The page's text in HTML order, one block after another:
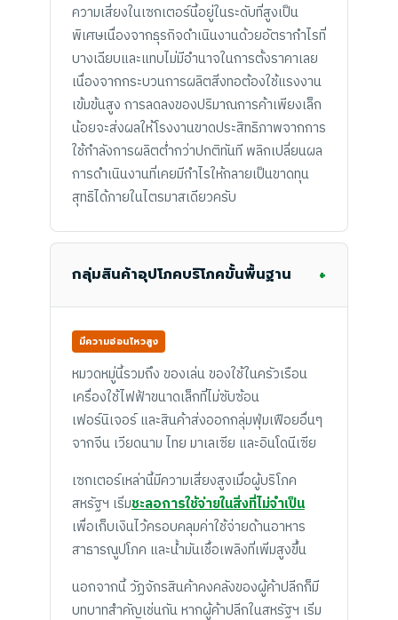
ความเสี่ยงในเซกเตอร์นี้อยู่ในระดับที่สูงเป็น
พิเศษเนื่องจากธุรกิจดำเนินงานด้วยอัตรากำไรที่
บางเฉียบและแทบไม่มีอำนาจในการตั้งราคาเลย
เนื่องจากกระบวนการผลิตสิ่งทอต้องใช้แรงงาน
เข้มข้นสูง การลดลงของปริมาณการค้าเพียงเล็ก
น้อยจะส่งผลให้โรงงานขาดประสิทธิภาพจากการ
ใช้กำลังการผลิตต่ำกว่าปกติทันที พลิกเปลี่ยนผล
การดำเนินงานที่เคยมีกำไรให้กลายเป็นขาดทุน
สุทธิได้ภายในไตรมาสเดียวครับ
กลุ่มสินค้าอุปโภคบริโภคขั้นพื้นฐาน +
มีความอ่อนไหวสูง
หมวดหมู่นี้รวมถึง ของเล่น ของใช้ในครัวเรือน
เครื่องใช้ไฟฟ้าขนาดเล็กที่ไม่ซับซ้อน
เฟอร์นิเจอร์ และสินค้าส่งออกกลุ่มฟุ่มเฟือยอื่นๆ
จากจีน เวียดนาม ไทย มาเลเซีย และอินโดนีเซีย
เซกเตอร์เหล่านี้มีความเสี่ยงสูงเมื่อผู้บริโภค
สหรัฐฯ เริ่มชะลอการใช้จ่ายในสิ่งที่ไม่จำเป็น
เพื่อเก็บเงินไว้ครอบคลุมค่าใช้จ่ายด้านอาหาร
สาธารณูปโภค และน้ำมันเชื้อเพลิงที่เพิ่มสูงขึ้น
นอกจากนี้ วัฏจักรสินค้าคงคลังของผู้ค้าปลีกก็มี
บทบาทสำคัญเช่นกัน หากผู้ค้าปลีกในสหรัฐฯ เริ่ม